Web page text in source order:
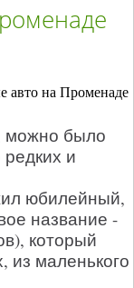
можно было
и
юбилейный,
название -
который
из маленького